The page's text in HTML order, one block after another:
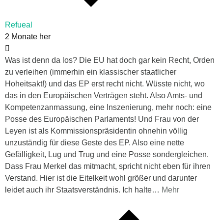
Refueal
2 Monate her
Was ist denn da los? Die EU hat doch gar kein Recht, Orden
zu verleihen (immerhin ein klassischer staatlicher
Hoheitsakt!) und das EP erst recht nicht. Wüsste nicht, wo
das in den Europäischen Verträgen steht. Also Amts- und
Kompetenzanmassung, eine Inszenierung, mehr noch: eine
Posse des Europäischen Parlaments! Und Frau von der
Leyen ist als Kommissionspräsidentin ohnehin völlig
unzuständig für diese Geste des EP. Also eine nette
Gefälligkeit, Lug und Trug und eine Posse sondergleichen.
Dass Frau Merkel das mitmacht, spricht nicht eben für ihren
Verstand. Hier ist die Eitelkeit wohl größer und darunter
leidet auch ihr Staatsverständnis. Ich halte… Mehr